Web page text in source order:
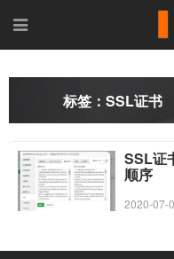
标签：SSL证书
SSL证
顺序
2020-07-